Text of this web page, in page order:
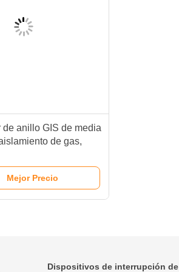
de anillo GIS de media
de gas,
Mejor Precio
Dispositivos de interrupción de